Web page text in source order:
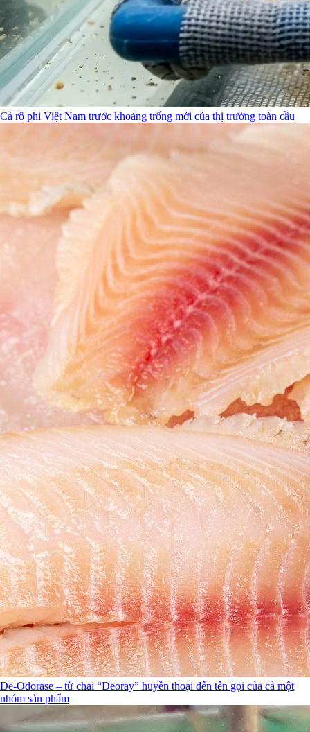
Cá rô phi Việt Nam trước khoảng trống mới của thị trường toàn cầu
De-Odorase – từ chai “Deoray” huyền thoại đến tên gọi của cả một
nhóm sản phẩm